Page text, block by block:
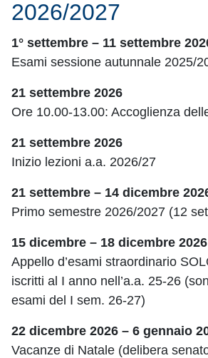
2026/2027
1° settembre – 11 settembre
Esami sessione autunnale 2025/
21 settembre 2026
Ore 10.00-13.00: Accoglienza
21 settembre 2026
Inizio lezioni a.a. 2026/27
21 settembre – 14 dicembre
Primo semestre 2026/2027 (12
15 dicembre – 18 dicembre 2026
Appello d’esami straordinario
iscritti al I anno nell’a.a. 25-26
esami del I sem. 26-27)
22 dicembre 2026 – 6 gennaio
Vacanze di Natale (delibera